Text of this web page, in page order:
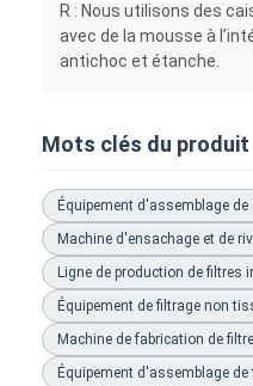
R : Nous utilisons des
avec de la mousse à
antichoc et étanche.
Mots clés du produit
Équipement d'assemblage
Machine d'ensachage et de
Ligne de production de filtres
Équipement de filtrage non
Machine de fabrication de
Équipement d'assemblage